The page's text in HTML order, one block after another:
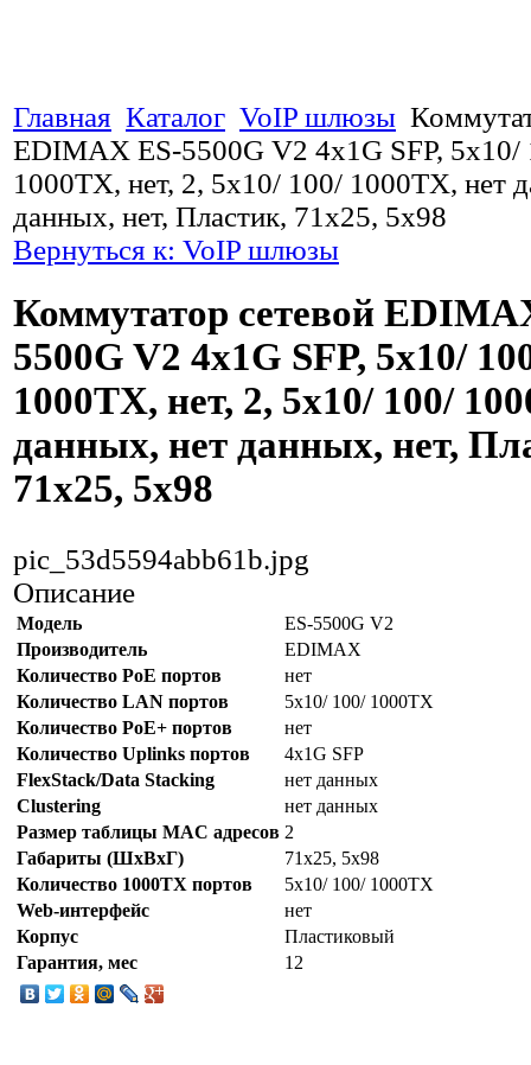
Главная Каталог VoIP шлюзы
EDIMAX ES-5500G V2 4x1G SFP, 5x10/
1000TX, нет, 2, 5x10/ 100/ 1000TX, нет
данных, нет, Пластик, 71x25, 5x98
Вернуться к: VoIP шлюзы
Коммутатор сетевой
5500G V2 4x1G SFP, 5x10/
1000TX, нет, 2, 5x10/ 100/
данных, нет данных, нет,
71x25, 5x98
pic_53d5594abb61b.jpg
Описание
Модель
ES-5500G V2
Производитель
EDIMAX
Количество PoE портов
нет
Количество LAN портов
5x10/ 100/ 1000TX
Количество PoE+ портов
нет
Количество Uplinks портов
4x1G SFP
FlexStack/Data Stacking
нет данных
Clustering
нет данных
Размер таблицы MAC адресов 2
Габариты (ШхВхГ)
71x25, 5x98
Количество 1000TX портов
5x10/ 100/ 1000TX
Web-интерфейс
нет
Корпус
Пластиковый
Гарантия, мес
12